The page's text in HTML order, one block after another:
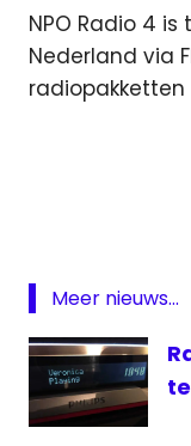
NPO Radio 4
Nederland via
radiopakketten
Radio
4
Radio
4
Meer nieuws...